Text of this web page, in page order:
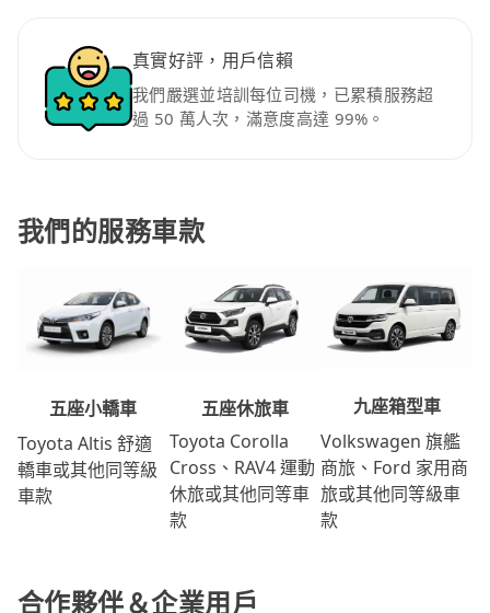
真實好評，用戶信賴
我們嚴選並培訓每位司機，已累積服務超
過 50 萬人次，滿意度高達 99%。
我們的服務車款
五座小轎車
Toyota Altis 舒適
轎車或其他同等級
車款
五座休旅車
Toyota Corolla
Cross、RAV4 運動
休旅或其他同等車
款
九座箱型車
Volkswagen 旗艦
商旅、Ford 家用商
旅或其他同等級車
款
合作夥伴＆企業用戶